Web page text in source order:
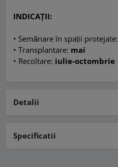
INDICAȚII:
• Semănare în spații protejate:
• Transplantare: mai
• Recoltare: iulie-octombrie
Detalii
Specificatii